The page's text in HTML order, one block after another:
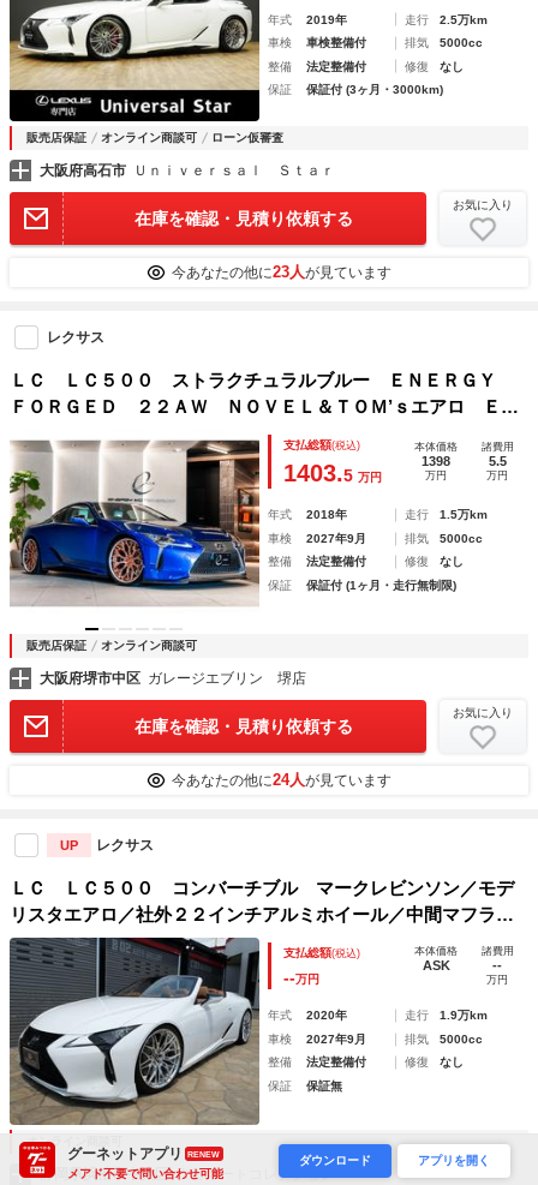
年式 2019年 走行
2.5万km
車検
車検整備付 排気
5000cc
整備
法定整備付 修復
なし
保証
保証付 (3ヶ月・3000km)
販売店保証 オンライン商談可 ローン仮審査
大阪府高石市 Ｕｎｉｖｅｒｓａｌ Ｓｔａｒ
在庫を確認・見積り依頼する
お気に入り
今あなたの他に23人が見ています
レクサス
ＬＣ ＬＣ５００ ストラクチュラルブルー ＥＮＥＲＧＹ
ＦＯＲＧＥＤ ２２ＡＷ ＮＯＶＥＬ＆ＴＯＭ’ｓエアロ ＥＸ
ＨＡＵＴＥＣＨ ＪＡＰＡＮ レーシングフロント＆センター
パイプ ３２６ＰＯＷＥＲ リフター（ＣＵＰＭＡＮ） カッ
プ ＲＳＲ車高調
支払総額(税込)
1403.5 万円
本体価格
1398
万円
諸費用
5.5
万円
年式 2018年 走行
1.5万km
車検
2027年9月 排気
5000cc
整備
法定整備付 修復
なし
保証
保証付 (1ヶ月・走行無制限)
販売店保証 オンライン商談可
大阪府堺市中区 ガレージエブリン 堺店
在庫を確認・見積り依頼する
お気に入り
今あなたの他に24人が見ています
UP レクサス
ＬＣ ＬＣ５００ コンバーチブル マークレビンソン／モデ
リスタエアロ／社外２２インチアルミホイール／中間マフラー
可変式／社外ローダウン／カーボンリアスポイラー／ブラック
アウト／ＯＰヘッドアップディスプレイ！
支払総額(税込)
--万円
本体価格
ASK
諸費用
--
万円
年式 2020年 走行
1.9万km
車検
2027年9月 排気
5000cc
整備
法定整備付 修復
なし
保証
保証無
オンライン商談可
静岡県浜松市中央区 タカオートコレクション
グーネットアプリ RENEW
メアド不要で問い合わせ可能
ダウンロード アプリを開く